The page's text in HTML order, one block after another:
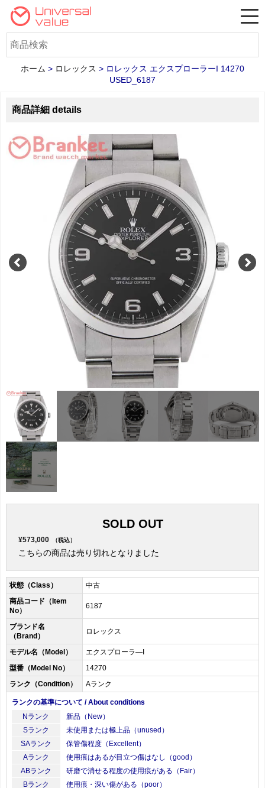
ホーム > ロレックス > ロレックス エクスプローラーI 14270
USED_6187
商品詳細 details
SOLD OUT
¥573,000 （税込）
こちらの商品は売り切れとなりました
状態（Class）
中古
商品コード（Item
No）
6187
ブランド名
（Brand）
ロレックス
モデル名（Model）
エクスプローラ―I
型番（Model No）
14270
ランク（Condition）
Aランク
ランクの基準について / About conditions
Nランク
新品（New）
Sランク
未使用または極上品（unused）
SAランク
保管傷程度（Excellent）
Aランク
使用痕はあるが目立つ傷はなし（good）
ABランク
研磨で消せる程度の使用痕がある（Fair）
Bランク
使用痕・深い傷がある（poor）